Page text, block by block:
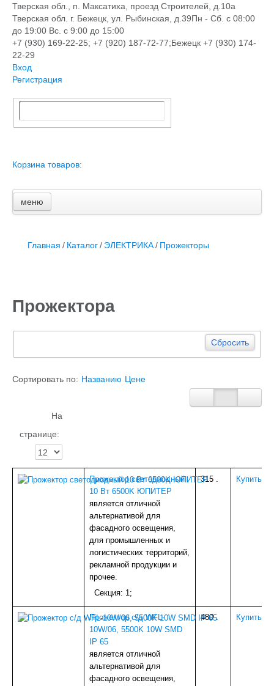
Тверская обл., п. Максатиха, проезд Строителей, д.10а
Тверская обл. г. Бежецк, ул. Рыбинская, д.39Пн - Сб. с 08:00
до 19:00 Вс. с 9:00 до 15:00
+7 (930) 169-22-25; +7 (920) 187-72-77;Бежецк +7 (930) 174-
22-29
Вход
Регистрация
Корзина товаров:
меню
Главная
Доставка и оплата
КЛЕИ
ОБРАБОТКА ПОВЕРХНОСТЕЙ, ДЕРЕВА
ХОЗЯЙСТВЕННОЕ
АНТИСЕПТИКИ
БИТУМ.МАСТИКА
САЙДИНГ, цоколь, доборка
Потолок Армстронг
Пленка п/э, суфы, тэнты
ПРОФИЛИ для гипсокартона,КРАБЫ,ПОДВЕСЫ
ЖБИ (КОЛЬЦА,ПЛИТЫ,СТОЛБЫ)
ЕВРОШТАКЕТНИК
ПРОВОЛОКА
БЕТОНОСМЕСИТЕЛИ
СЫПУЧИЕ МАТЕРИАЛЫ
ПАНЕЛИ ПВХ,МДФ
А/Ц ИЗДЕЛИЯ
ДЕРЕВ.ИЗДЕЛИЯ
УТЕПЛИТЕЛЬ
НАПОЛЬНОЕ ПВХ (доборка)
ДВЕРИ И КОМПЛ.
Главная / Каталог/ ЭЛЕКТРИКА/ Прожекторы
Прожектора
Сбросить
Сортировать по: Названию Цене
На
странице:
Прожектор светодиодный
10 Вт 6500K ЮПИТЕР
является отличной
альтернативой для
фасадного освещения,
для промышленных и
логистических территорий,
рекламной продукции и
прочее.
Секция: 1;
315 . Купить
Прожектор с/д WFL-
10W/06, 5500K 10W SMD
IP 65
является отличной
альтернативой для
фасадного освещения,
480 . Купить